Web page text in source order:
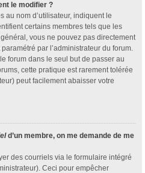
le modifier ?
au nom d’utilisateur, indiquent le
certains membres tels que les
vous ne pouvez pas directement
par l’administrateur du forum.
forum dans le seul but de passer au
cette pratique est rarement tolérée
peut facilement abaisser votre
d’un membre, on me demande de me
des courriels via le formulaire intégré
Ceci pour empêcher